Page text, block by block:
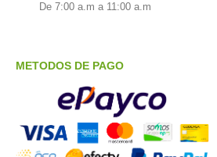
De 7:00 a.m a 11:00 a.m
METODOS DE PAGO